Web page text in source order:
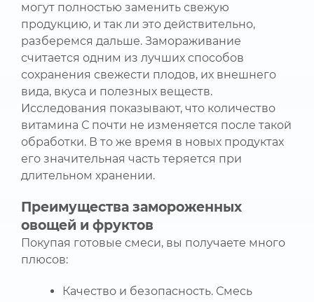
могут полностью заменить свежую
продукцию, и так ли это действительно,
разберемся дальше. Замораживание
считается одним из лучших способов
сохранения свежести плодов, их внешнего
вида, вкуса и полезных веществ.
Исследования показывают, что количество
витамина С почти не изменяется после такой
обработки. В то же время в новых продуктах
его значительная часть теряется при
длительном хранении.
Преимущества замороженных
овощей и фруктов
Покупая готовые смеси, вы получаете много
плюсов:
Качество и безопасность. Смесь